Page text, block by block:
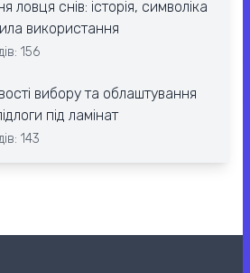
ловця снів: історія, символіка
використання
156
вибору та облаштування
під ламінат
143